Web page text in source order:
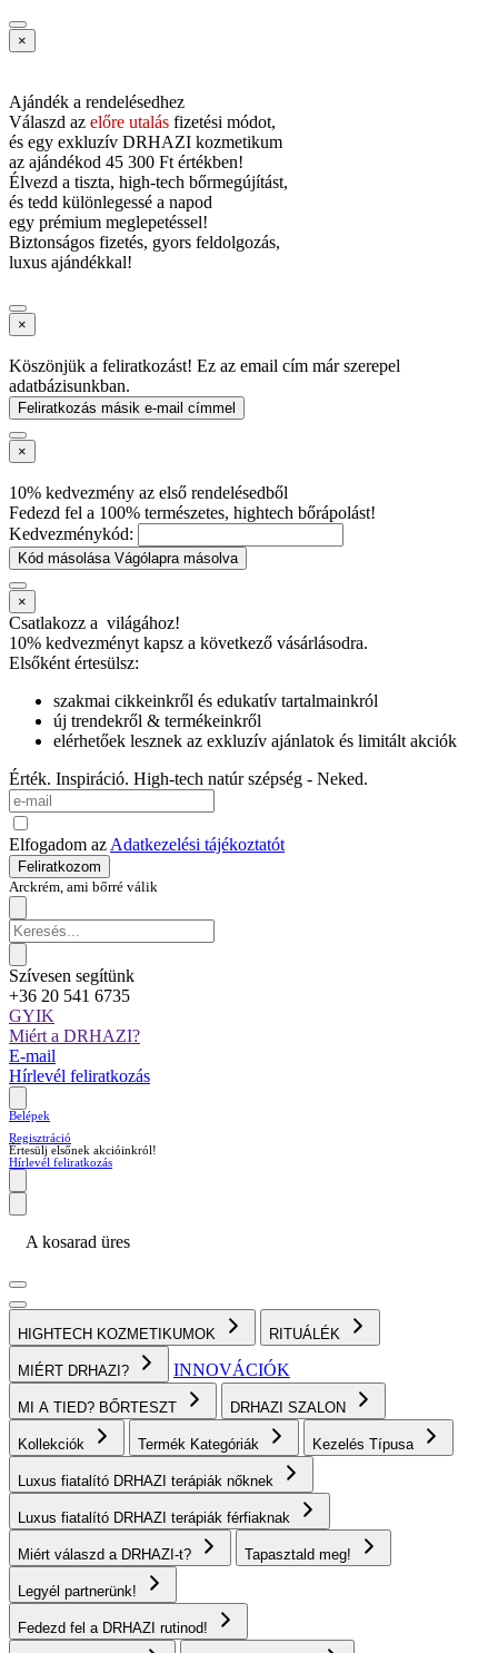
×
Ajándék a rendelésedhez
Válaszd az előre utalás fizetési módot,
és egy exkluzív DRHAZI kozmetikum
az ajándékod 45 300 Ft értékben!
Élvezd a tiszta, high-tech bőrmegújítást,
és tedd különlegessé a napod
egy prémium meglepetéssel!
Biztonságos fizetés, gyors feldolgozás,
luxus ajándékkal!
×
Köszönjük a feliratkozást! Ez az email cím már szerepel
adatbázisunkban.
Feliratkozás másik e-mail címmel
×
10% kedvezmény az első rendelésedből
Fedezd fel a 100% természetes, hightech bőrápolást!
Kedvezménykód:
Kód másolása Vágólapra másolva
×
Csatlakozz a világához!
10% kedvezményt kapsz a következő vásárlásodra.
Elsőként értesülsz:
szakmai cikkeinkről és edukatív tartalmainkról
új trendekről & termékeinkről
elérhetőek lesznek az exkluzív ajánlatok és limitált akciók
Érték. Inspiráció. High-tech natúr szépség - Neked.
Elfogadom az Adatkezelési tájékoztatót
Feliratkozom
Arckrém, ami bőrré válik
Szívesen segítünk
+36 20 541 6735
GYIK
Miért a DRHAZI?
E-mail
Hírlevél feliratkozás
Belépek
Regisztráció
Értesülj elsőnek akcióinkról!
Hírlevél feliratkozás
A kosarad üres
HIGHTECH KOZMETIKUMOK RITUÁLÉK
MIÉRT DRHAZI? INNOVÁCIÓK
MI A TIED? BŐRTESZT DRHAZI SZALON
Kollekciók Termék Kategóriák Kezelés Típusa
Luxus fiatalító DRHAZI terápiák nőknek
Luxus fiatalító DRHAZI terápiák férfiaknak
Miért válaszd a DRHAZI-t? Tapasztald meg!
Legyél partnerünk!
Fedezd fel a DRHAZI rutinod!